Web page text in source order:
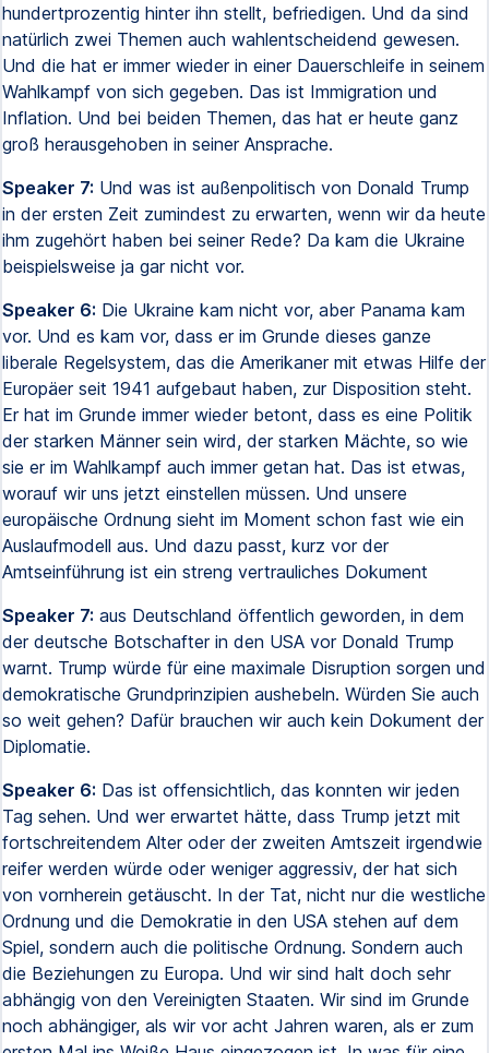
hundertprozentig hinter ihn stellt, befriedigen. Und da sind
natürlich zwei Themen auch wahlentscheidend gewesen.
Und die hat er immer wieder in einer Dauerschleife in seinem
Wahlkampf von sich gegeben. Das ist Immigration und
Inflation. Und bei beiden Themen, das hat er heute ganz
groß herausgehoben in seiner Ansprache.
Speaker 7: Und was ist außenpolitisch von Donald Trump
in der ersten Zeit zumindest zu erwarten, wenn wir da heute
ihm zugehört haben bei seiner Rede? Da kam die Ukraine
beispielsweise ja gar nicht vor.
Speaker 6: Die Ukraine kam nicht vor, aber Panama kam
vor. Und es kam vor, dass er im Grunde dieses ganze
liberale Regelsystem, das die Amerikaner mit etwas Hilfe der
Europäer seit 1941 aufgebaut haben, zur Disposition steht.
Er hat im Grunde immer wieder betont, dass es eine Politik
der starken Männer sein wird, der starken Mächte, so wie
sie er im Wahlkampf auch immer getan hat. Das ist etwas,
worauf wir uns jetzt einstellen müssen. Und unsere
europäische Ordnung sieht im Moment schon fast wie ein
Auslaufmodell aus. Und dazu passt, kurz vor der
Amtseinführung ist ein streng vertrauliches Dokument
Speaker 7: aus Deutschland öffentlich geworden, in dem
der deutsche Botschafter in den USA vor Donald Trump
warnt. Trump würde für eine maximale Disruption sorgen und
demokratische Grundprinzipien aushebeln. Würden Sie auch
so weit gehen? Dafür brauchen wir auch kein Dokument der
Diplomatie.
Speaker 6: Das ist offensichtlich, das konnten wir jeden
Tag sehen. Und wer erwartet hätte, dass Trump jetzt mit
fortschreitendem Alter oder der zweiten Amtszeit irgendwie
reifer werden würde oder weniger aggressiv, der hat sich
von vornherein getäuscht. In der Tat, nicht nur die westliche
Ordnung und die Demokratie in den USA stehen auf dem
Spiel, sondern auch die politische Ordnung. Sondern auch
die Beziehungen zu Europa. Und wir sind halt doch sehr
abhängig von den Vereinigten Staaten. Wir sind im Grunde
noch abhängiger, als wir vor acht Jahren waren, als er zum